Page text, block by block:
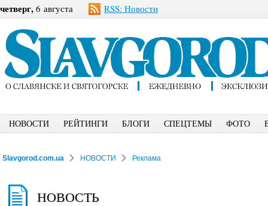
четверг, 6 августа RSS: Новости
НОВОСТИ РЕЙТИНГИ БЛОГИ СПЕЦТЕМЫ ФОТО
Slavgorod.com.ua НОВОСТИ Реклама
НОВОСТЬ